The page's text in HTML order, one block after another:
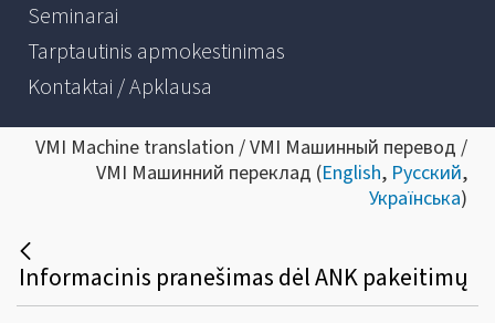
Seminarai
Tarptautinis apmokestinimas
Kontaktai / Apklausa
VMI Machine translation / VMI Машинный перевод /
VMI Машинний переклад (English, Русский,
Українська)
Informacinis pranešimas dėl ANK pakeitimų